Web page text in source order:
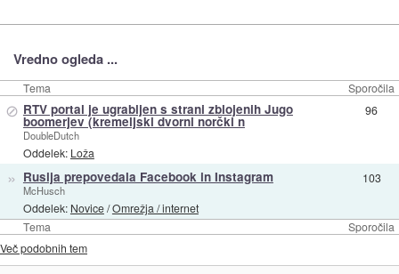
Vredno ogleda ...
Tema Sporočila
Tema Sporočila
⊘ RTV portal je ugrabljen s strani zblojenih Jugo
boomerjev (kremeljski dvorni norčki n
DoubleDutch
Oddelek: Loža
96
» Rusija prepovedala Facebook in Instagram
McHusch
Oddelek: Novice/Omrežja / internet
103
Več podobnih tem